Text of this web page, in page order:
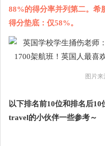
88%的得分率并列第二。希
得分垫底：仅58%。
图片来
以下排名前10位和排名后
travel的小伙伴一些参考～